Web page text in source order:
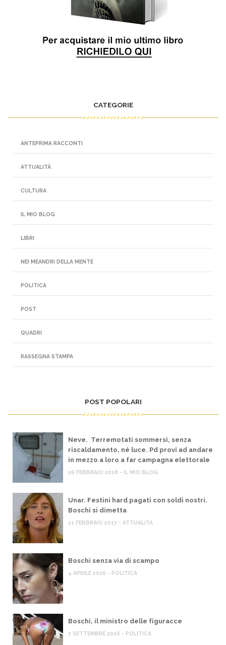
CATEGORIE
ANTEPRIMA RACCONTI
ATTUALITÀ
CULTURA
IL MIO BLOG
LIBRI
NEI MEANDRI DELLA MENTE
POLITICA
POST
QUADRI
RASSEGNA STAMPA
POST POPOLARI
Neve. Terremotati sommersi, senza
riscaldamento, né luce. Pd provi ad andare
in mezzo a loro a far campagna elettorale
26 FEBBRAIO 2018 - IL MIO BLOG
Unar. Festini hard pagati con soldi nostri.
Boschi si dimetta
21 FEBBRAIO 2017 - ATTUALITÀ
Boschi senza via di scampo
4 APRILE 2016 - POLITICA
Boschi, il ministro delle figuracce
7 SETTEMBRE 2016 - POLITICA